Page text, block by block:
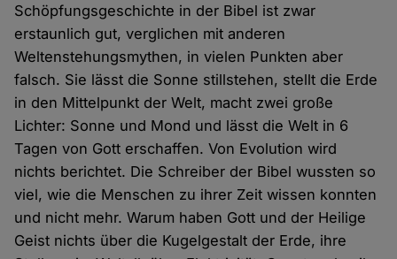
Schöpfungsgeschichte in der Bibel ist zwar
erstaunlich gut, verglichen mit anderen
Weltenstehungsmythen, in vielen Punkten aber
falsch. Sie lässt die Sonne stillstehen, stellt die Erde
in den Mittelpunkt der Welt, macht zwei große
Lichter: Sonne und Mond und lässt die Welt in 6
Tagen von Gott erschaffen. Von Evolution wird
nichts berichtet. Die Schreiber der Bibel wussten so
viel, wie die Menschen zu ihrer Zeit wissen konnten
und nicht mehr. Warum haben Gott und der Heilige
Geist nichts über die Kugelgestalt der Erde, ihre